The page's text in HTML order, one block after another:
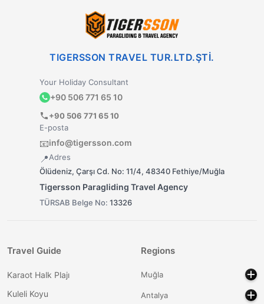
TIGERSSON TRAVEL TUR.LTD.ŞTİ.
Your Holiday Consultant
+90 506 771 65 10
+90 506 771 65 10
E-posta
📧info@tigersson.com
📍Adres
Ölüdeniz, Çarşı Cd. No: 11/4, 48340 Fethiye/Muğla
Tigersson Paragliding Travel Agency
TÜRSAB Belge No: 13326
Travel Guide
Karaot Halk Plajı
Kuleli Koyu
Regions
Muğla
Antalya